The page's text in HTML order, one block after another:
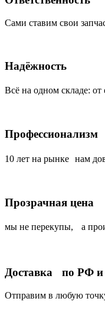
Сами ставим свои
Надёжность
Всё на одном складе:
Профессионализм
10 лет на рынке нам
Прозрачная цена
мы не перекупы, а
Доставка по РФ
Отправим в любую